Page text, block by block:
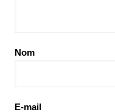
Nom
E-mail